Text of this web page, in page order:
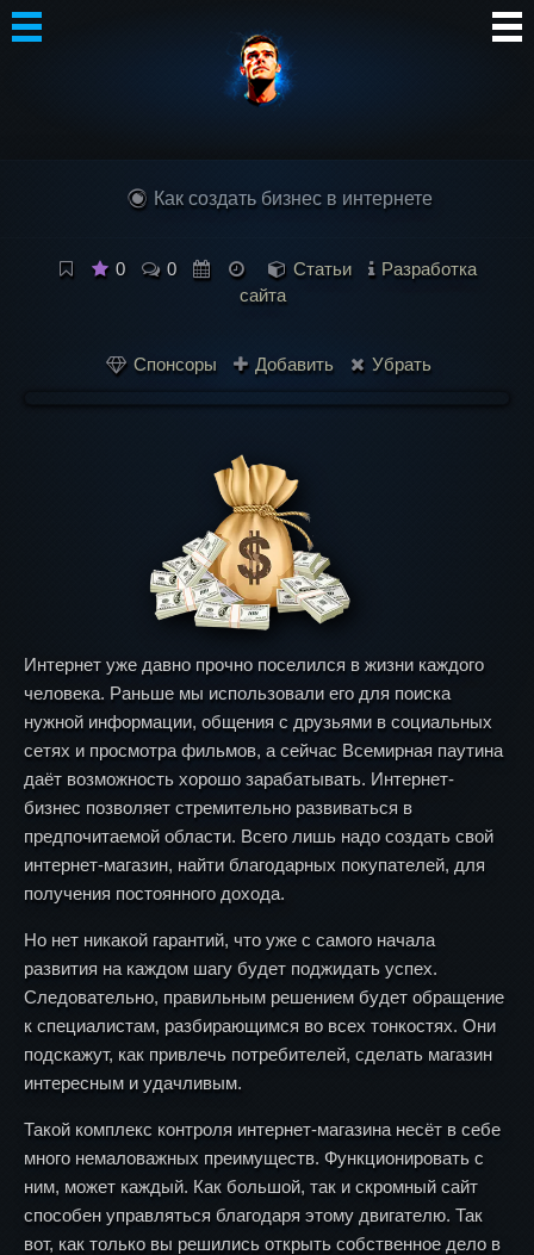
Блог
Как создать бизнес в интернете
0 0 Статьи
Разработка
сайта
Спонсоры Добавить Убрать
Интернет уже давно прочно поселился в жизни каждого
человека. Раньше мы использовали его для поиска
нужной информации, общения с друзьями в социальных
сетях и просмотра фильмов, а сейчас Всемирная паутина
даёт возможность хорошо зарабатывать. Интернет-
бизнес позволяет стремительно развиваться в
предпочитаемой области. Всего лишь надо создать свой
интернет-магазин, найти благодарных покупателей, для
получения постоянного дохода.
Но нет никакой гарантий, что уже с самого начала
развития на каждом шагу будет поджидать успех.
Следовательно, правильным решением будет обращение
к специалистам, разбирающимся во всех тонкостях. Они
подскажут, как привлечь потребителей, сделать магазин
интересным и удачливым.
Такой комплекс контроля интернет-магазина несёт в себе
много немаловажных преимуществ. Функционировать с
ним, может каждый. Как большой, так и скромный сайт
способен управляться благодаря этому двигателю. Так
вот, как только вы решились открыть собственное дело в